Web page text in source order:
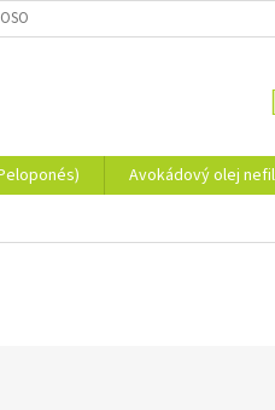
ÚDAJŮ
Avokádový olej